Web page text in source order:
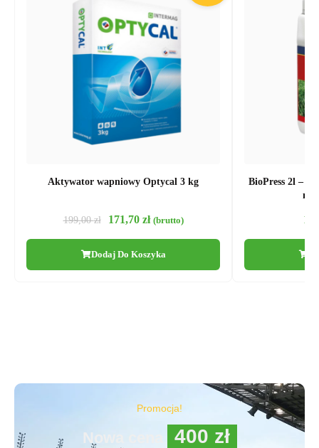
Aktywator wapniowy Optycal 3 kg
199,00zł 171,70 zł (brutto)
Dodaj Do Koszyka
BioPress 2l –
Promocja!
Nowa cena 400 zł